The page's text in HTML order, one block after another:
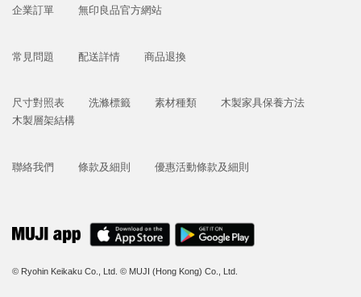
企業訂單
無印良品官方網站
常見問題 配送詳情 商品退換
尺寸對照表 洗滌標籤 素材種類
木製家具保養方法
木製層架結構
聯絡我們 條款及細則 優惠活動條款及細則
© Ryohin Keikaku Co., Ltd. © MUJI (Hong Kong) Co., Ltd.